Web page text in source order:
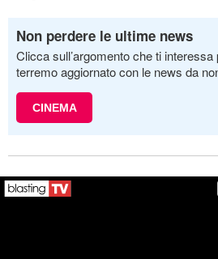
Non perdere le ultime news
Clicca sull’argomento che ti
terremo aggiornato con le news da
CINEMA